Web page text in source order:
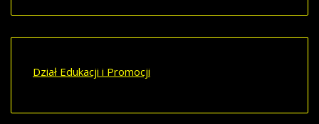
Dział Edukacji i Promocji